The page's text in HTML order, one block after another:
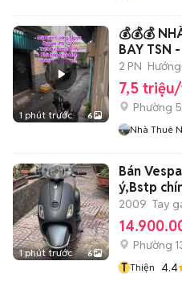
1 phút trước 6
💰💰💰
BAY TSN
2 PN
7,5
Phường 5
Nhà Thuê
1 phút trước 6
Bán
ý,Bstp
2009 Tay
Phường
T Thiện 4.4